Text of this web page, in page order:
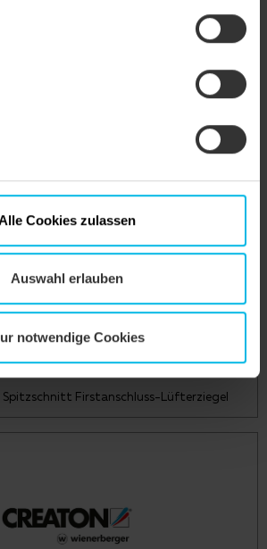
Alle Cookies zulassen
Auswahl erlauben
notwendige Cookies
Spitzschnitt Firstanschluss-Lüfterziegel